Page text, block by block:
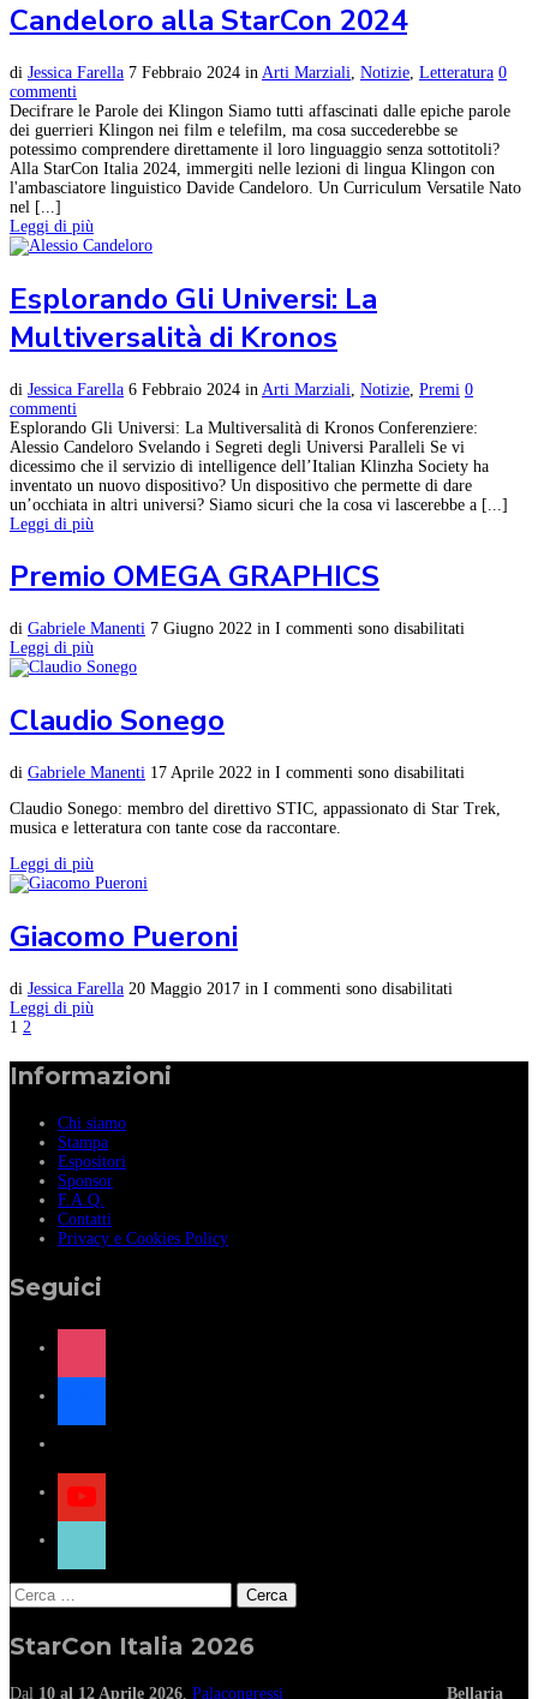
Candeloro alla StarCon 2024
di Jessica Farella 7 Febbraio 2024 in Arti Marziali Notizie Letteratura 0
commenti
Decifrare le Parole dei Klingon Siamo tutti affascinati dalle epiche parole
dei guerrieri Klingon nei film e telefilm, ma cosa succederebbe se
potessimo comprendere direttamente il loro linguaggio senza sottotitoli?
Alla StarCon Italia 2024, immergiti nelle lezioni di lingua Klingon con
l'ambasciatore linguistico Davide Candeloro. Un Curriculum Versatile Nato
nel [...]
Leggi di più
Esplorando Gli Universi: La
Multiversalità di Kronos
di Jessica Farella 6 Febbraio 2024 in Arti Marziali Notizie Premi 0
commenti
Esplorando Gli Universi: La Multiversalità di Kronos Conferenziere:
Alessio Candeloro Svelando i Segreti degli Universi Paralleli Se vi
dicessimo che il servizio di intelligence dell’Italian Klinzha Society ha
inventato un nuovo dispositivo? Un dispositivo che permette di dare
un’occhiata in altri universi? Siamo sicuri che la cosa vi lascerebbe a [...]
Leggi di più
Premio OMEGA GRAPHICS
di Gabriele Manenti 7 Giugno 2022 in I commenti sono disabilitati
Leggi di più
Claudio Sonego
di Gabriele Manenti 17 Aprile 2022 in I commenti sono disabilitati
Claudio Sonego: membro del direttivo STIC, appassionato di Star Trek,
musica e letteratura con tante cose da raccontare.
Leggi di più
Giacomo Pueroni
di Jessica Farella 20 Maggio 2017 in I commenti sono disabilitati
Leggi di più
1 2
Informazioni
Chi siamo
Stampa
Espositori
Sponsor
F.A.Q.
Contatti
Privacy e Cookies Policy
Seguici
instagram
facebook
x
youtube
tiktok
Ricerca
per:
StarCon Italia 2026
Dal 10 al 12 Aprile 2026 Palacongressi Bellaria